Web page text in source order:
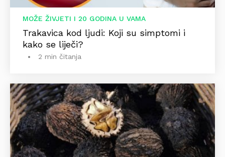
MOŽE ŽIVJETI I 20 GODINA U VAMA
Trakavica kod ljudi: Koji su simptomi i
kako se liječi?
2 min čitanja